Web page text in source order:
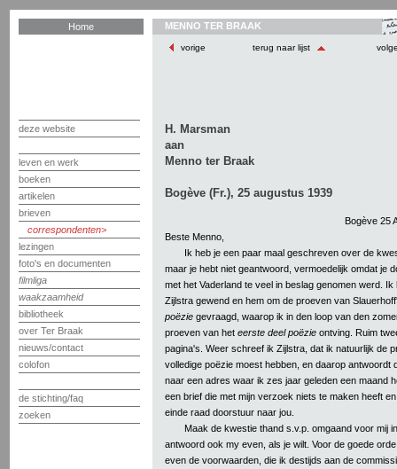
Home
deze website
leven en werk
boeken
artikelen
brieven
correspondenten
lezingen
foto's en documenten
filmliga
waakzaamheid
bibliotheek
over Ter Braak
nieuws/contact
colofon
de stichting/faq
zoeken
MENNO TER BRAAK
vorige terug naar lijst
H. Marsman
aan
Menno ter Braak
Bogève (Fr.), 25 augustus 1939
Bogève 25
Beste Menno,
Ik heb je een paar maal geschreven over de
maar je hebt niet geantwoord, vermoedelijk omdat je
met het Vaderland te veel in beslag genomen werd. Ik
Zijlstra gewend en hem om de proeven van
poëzie gevraagd, waarop ik in den loop van den
proeven van het eerste deel poëzie ontving. Ruim
pagina's. Weer schreef ik Zijlstra, dat ik natuurlijk de
volledige poëzie moest hebben, en daarop antwoordt
naar een adres waar ik zes jaar geleden een maand
een brief die met mijn verzoek niets te maken heeft
einde raad doorstuur naar jou.
Maak de kwestie thand s.v.p. omgaand voor mij
antwoord ook my even, als je wilt. Voor de goede
even de voorwaarden, die ik destijds aan de